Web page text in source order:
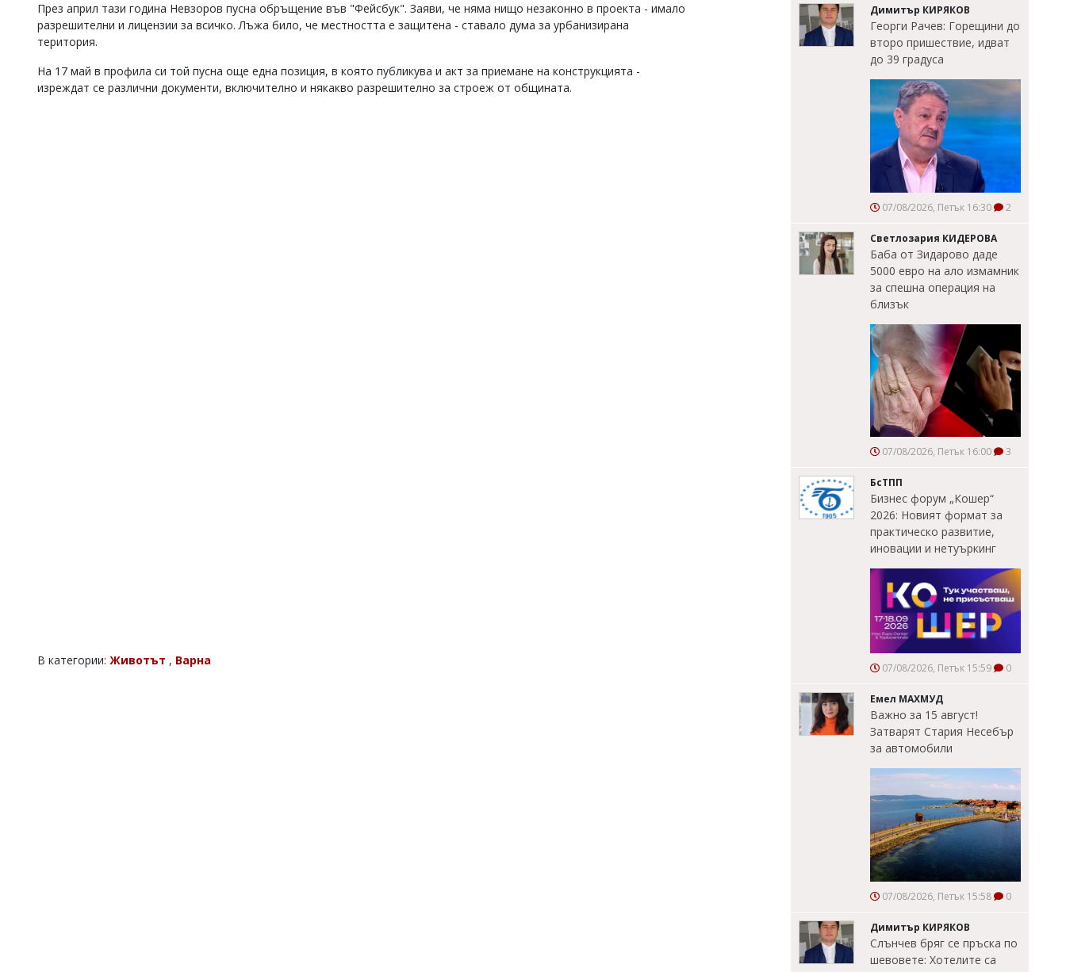
През април тази година Невзоров пусна обръщение във "Фейсбук". Заяви, че няма нищо незаконно в проекта - имало
разрешителни и лицензии за всичко. Лъжа било, че местността е защитена - ставало дума за урбанизирана
територия.
На 17 май в профила си той пусна още една позиция, в която публикува и акт за приемане на конструкцията -
изреждат се различни документи, включително и някакво разрешително за строеж от общината.
В категории: Животът , Варна
Димитър КИРЯКОВ
Георги Рачев: Горещини до
второ пришествие, идват
до 39 градуса
07/08/2026, Петък 16:30 2
Светлозария КИДЕРОВА
Баба от Зидарово даде
5000 евро на ало измамник
за спешна операция на
близък
07/08/2026, Петък 16:00 3
БсТПП
Бизнес форум „Кошер“
2026: Новият формат за
практическо развитие,
иновации и нетуъркинг
07/08/2026, Петък 15:59 0
Емел МАХМУД
Важно за 15 август!
Затварят Стария Несебър
за автомобили
07/08/2026, Петък 15:58 0
Димитър КИРЯКОВ
Слънчев бряг се пръска по
шевовете: Хотелите са